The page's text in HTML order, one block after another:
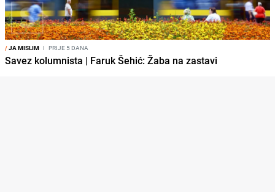
/JA MISLIM I PRIJE 5 DANA
Savez kolumnista | Faruk Šehić: Žaba na zastavi